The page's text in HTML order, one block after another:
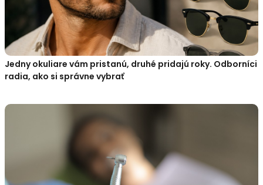
Jedny okuliare vám pristanú, druhé pridajú roky. Odborníci
radia, ako si správne vybrať